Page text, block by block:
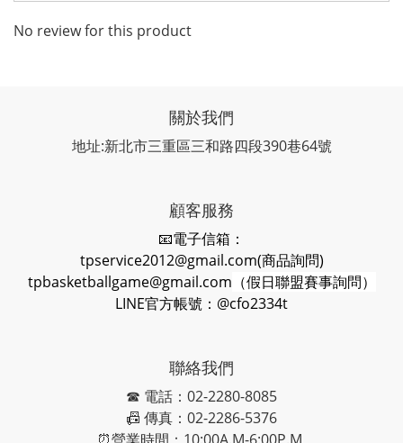
No review for this product
關於我們
地址:新北市三重區三和路四段390巷64號
顧客服務
📧電子信箱：
tpservice2012@gmail.com(商品詢問)
tpbasketballgame@gmail.com （假日聯盟賽事詢問）
LINE官方帳號：@cfo2334t
聯絡我們
☎ 電話：02-2280-8085
📠 傳真：02-2286-5376